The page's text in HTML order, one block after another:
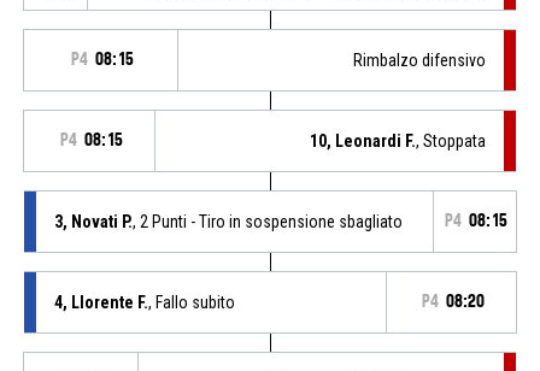
P4 08:15 Rimbalzo difensivo
P4 08:15 10, Leonardi F., Stoppata
3, Novati P., 2 Punti - Tiro in sospensione sbagliato P4 08:15
4, Llorente F., Fallo subito P4 08:20